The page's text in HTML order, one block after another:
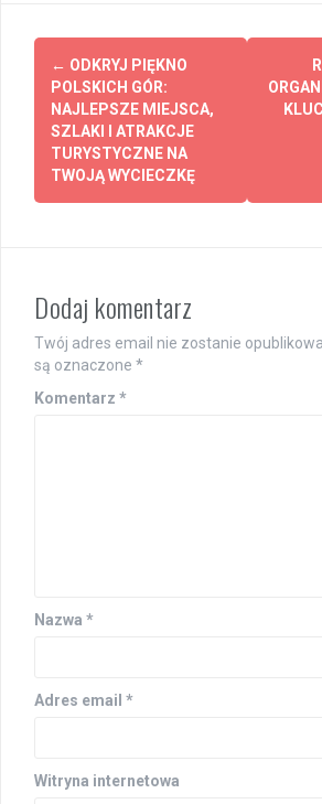
Post
navigation
← ODKRYJ PIĘKNO
POLSKICH GÓR:
NAJLEPSZE MIEJSCA,
SZLAKI I ATRAKCJE
TURYSTYCZNE NA
TWOJĄ WYCIECZKĘ
Dodaj komentarz
Twój adres email nie zostanie
są oznaczone *
Komentarz *
Nazwa *
Adres email *
Witryna internetowa